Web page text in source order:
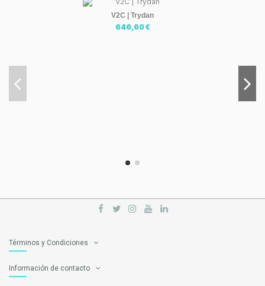
V2C | Trydan
646,60 €
Términos y Condiciones
Información de contacto